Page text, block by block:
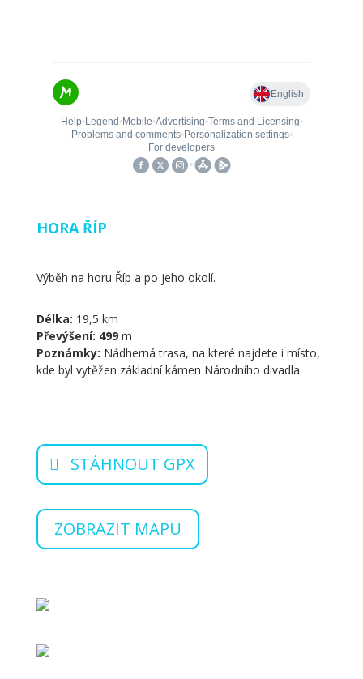
HORA ŘÍP
Výběh na horu Říp a po jeho okolí.
Délka: 19,5 km
Převýšení: 499m
Poznámky: Nádherná trasa, na které najdete i místo,
kde byl vytěžen základní kámen Národního divadla.
STÁHNOUT GPX
ZOBRAZIT MAPU